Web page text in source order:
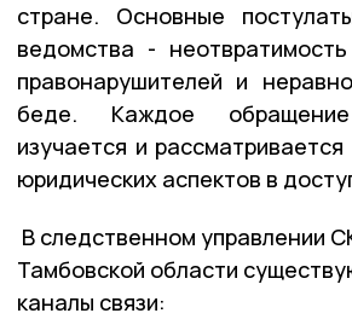
стране. Основные
ведомства -
правонарушителей и
беде. Каждое обращение
изучается и
юридических аспектов в
В следственном управлении
Тамбовской области
каналы связи: